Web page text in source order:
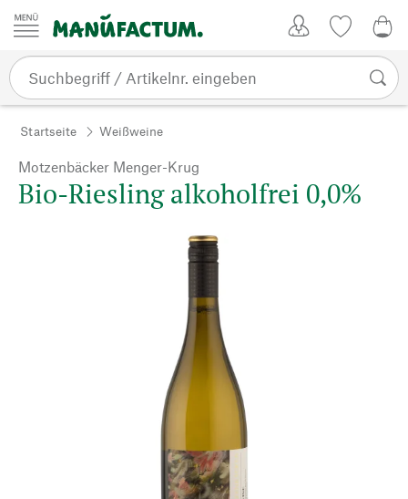
Zum Inhalt springen
Startseite Weißweine
Motzenbäcker Menger-Krug
Bio-Riesling alkoholfrei 0,0%